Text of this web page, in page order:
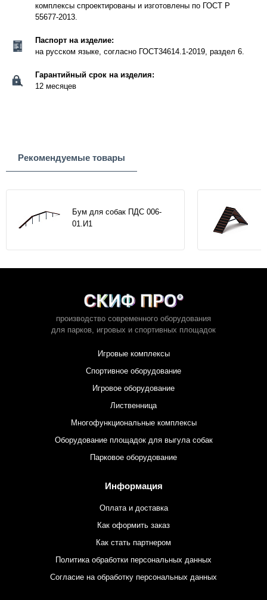
комплексы спроектированы и изготовлены по ГОСТ Р
55677-2013.
Паспорт на изделие:
на русском языке, согласно ГОСТ34614.1-2019, раздел 6.
Гарантийный срок на изделия:
12 месяцев
Рекомендуемые товары
Бум для собак ПДС 006-
01.И1
производство современного оборудования
для парков, игровых и спортивных площадок
Игровые комплексы
Спортивное оборудование
Игровое оборудование
Лиственница
Многофункциональные комплексы
Оборудование площадок для выгула собак
Парковое оборудование
Информация
Оплата и доставка
Как оформить заказ
Как стать партнером
Политика обработки персональных данных
Согласие на обработку персональных данных